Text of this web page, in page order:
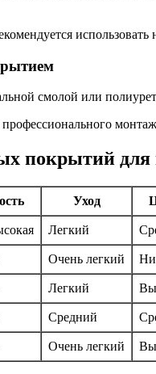
смолой или
покрытий для
Уход
Легкий
Очень легкий
Легкий
Средний
Очень легкий